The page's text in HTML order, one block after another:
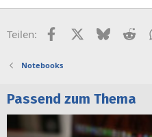
Teilen: FacebookX (Twitter)
Bluesky
Notebooks
Passend zum Thema